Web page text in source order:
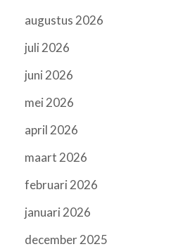
augustus 2026
juli 2026
juni 2026
mei 2026
april 2026
maart 2026
februari 2026
januari 2026
december 2025